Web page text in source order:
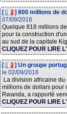
[ ] 800 millions de
07/09/2016
Quelque 818 millions
pour la construction
au sud de la capitale
CLIQUEZ POUR LIRE
[ ] Un groupe
le 02/09/2016
La division africaine
millions de dollars pour
Rwanda, a rapporté
CLIQUEZ POUR LIRE